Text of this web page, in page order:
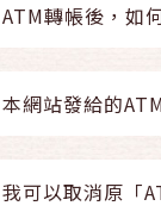
ATM轉帳後，如
本網站發給的
我可以取消原「